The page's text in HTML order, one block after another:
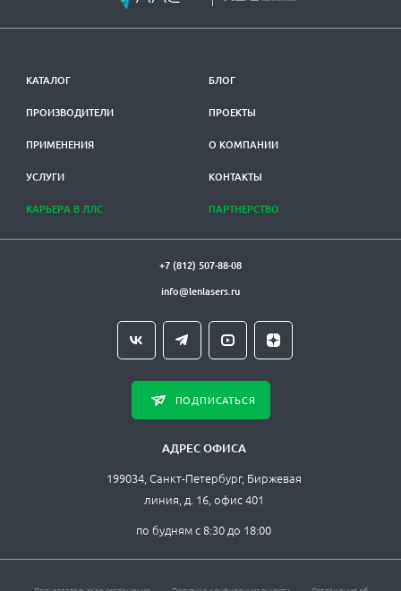
КАТАЛОГ
ПРОИЗВОДИТЕЛИ
ПРИМЕНЕНИЯ
УСЛУГИ
КАРЬЕРА В ЛЛС
БЛОГ
ПРОЕКТЫ
О КОМПАНИИ
КОНТАКТЫ
ПАРТНЕРСТВО
+7 (812) 507-88-08
info@lenlasers.ru
ПОДПИСАТЬСЯ
АДРЕС ОФИСА
199034, Санкт-Петербург, Биржевая
линия, д. 16, офис 401
по будням с 8:30 до 18:00